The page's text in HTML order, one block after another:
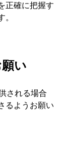
正確に把握す
。
い
される場合
るようお願い